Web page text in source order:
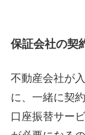
保証会社の契
不動産会社が
に、一緒に契
口座振替サー